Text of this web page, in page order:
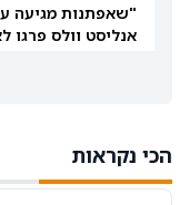
"שאפתנות מגיעה
אנליסט וולס פרגו
מחיר היעד למניית
תוצאות כספיות
הכי נקראות